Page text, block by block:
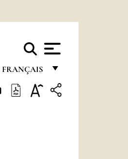
FRANÇAIS
FRANÇAIS